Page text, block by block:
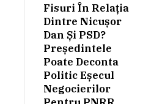
Fisuri În Relația
Dintre Nicușor
Dan Și PSD?
Președintele
Poate Deconta
Politic Eșecul
Negocierilor